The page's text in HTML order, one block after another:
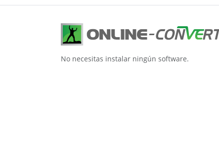
No necesitas instalar ningún software.